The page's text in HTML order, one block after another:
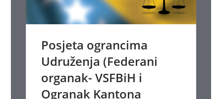
Posjeta ograncima
Udruženja (Federani
organak- VSFBiH i
Ogranak Kantona